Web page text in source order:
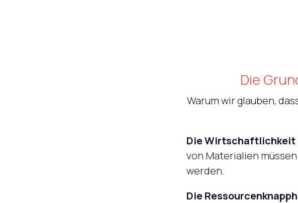
Die
Warum wir glauben,
Die Wirtschaftlichkeit
von Materialien
werden.
Die